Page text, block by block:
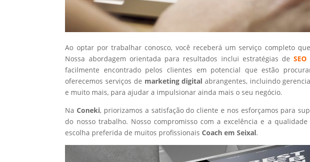
Ao optar por trabalhar conosco, você receberá um serviço completo
Nossa abordagem orientada para resultados inclui estratégias deSEO
facilmente encontrado pelos clientes em potencial que estão
oferecemos serviços de marketing digital abrangentes, incluindo
e muito mais, para ajudar a impulsionar ainda mais o seu negócio.
NaConeki, priorizamos a satisfação do cliente e nos esforçamos para
do nosso trabalho. Nosso compromisso com a excelência e a
escolha preferida de muitos profissionaisCoach em Seixal.